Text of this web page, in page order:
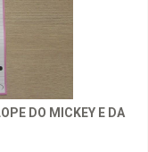
DO MICKEY E DA